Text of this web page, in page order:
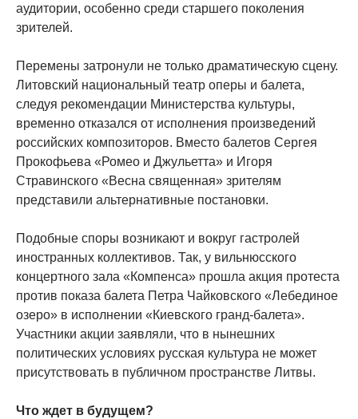
аудитории, особенно среди старшего поколения
зрителей.
Перемены затронули не только драматическую сцену.
Литовский национальный театр оперы и балета,
следуя рекомендации Министерства культуры,
временно отказался от исполнения произведений
российских композиторов. Вместо балетов Сергея
Прокофьева «Ромео и Джульетта» и Игоря
Стравинского «Весна священная» зрителям
представили альтернативные постановки.
Подобные споры возникают и вокруг гастролей
иностранных коллективов. Так, у вильнюсского
концертного зала «Компенса» прошла акция протеста
против показа балета Петра Чайковского «Лебединое
озеро» в исполнении «Киевского гранд-балета».
Участники акции заявляли, что в нынешних
политических условиях русская культура не может
присутствовать в публичном пространстве Литвы.
Что ждет в будущем?